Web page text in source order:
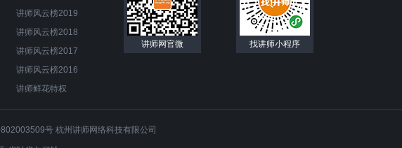
讲师风云榜2019
讲师风云榜2018
讲师风云榜2017
讲师风云榜2016
讲师鲜花特权
讲师网官微 找讲师小程序
号 杭州讲师网络科技有限公司